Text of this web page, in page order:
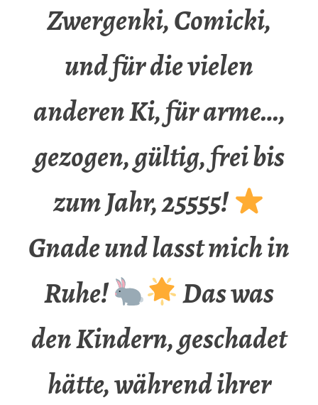
Zwergenki, Comicki,
und für die vielen
anderen Ki, für arme…,
gezogen, gültig, frei bis
zum Jahr, 25555!
Gnade und lasst mich in
Ruhe!
Das was
den Kindern, geschadet
hätte, während ihrer